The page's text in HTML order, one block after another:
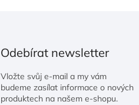
Odebírat newsletter
Vložte svůj e-mail a my vám
budeme zasílat informace o nových
produktech na našem e-shopu.